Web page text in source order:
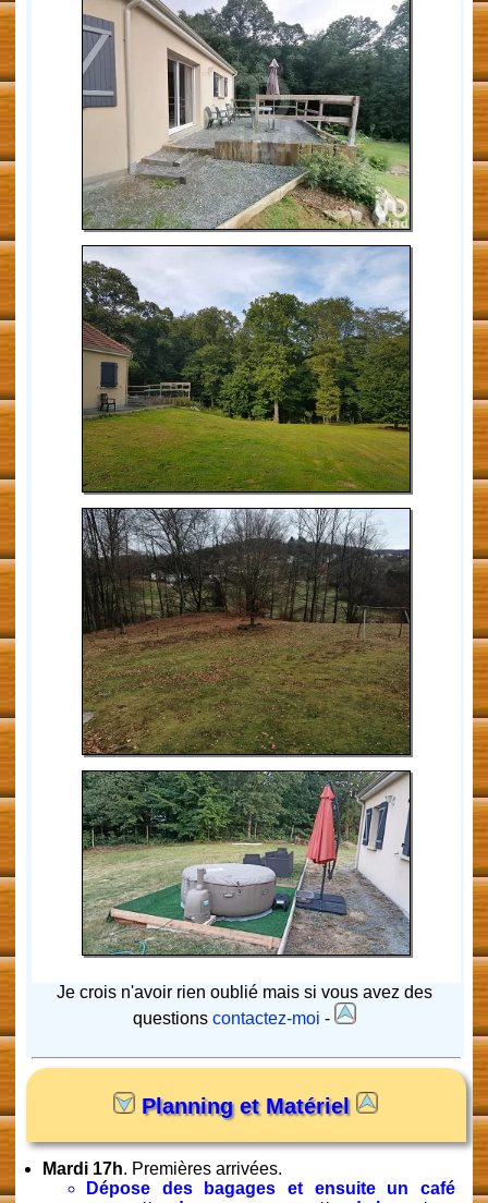
Je crois n'avoir rien oublié mais si vous avez des
questionscontactez-moi -
Planning et Matériel
Mardi 17h. Premières arrivées.
Dépose des bagages et ensuite un café